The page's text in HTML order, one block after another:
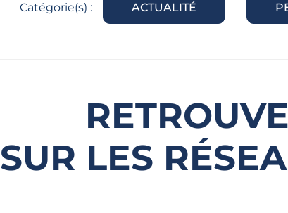
Catégorie(s) : ACTUALITÉ
SUR LES